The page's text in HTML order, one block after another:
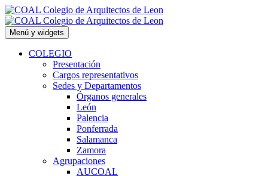
Saltar
al
contenido
Menú y widgets
COLEGIO
Presentación
Cargos representativos
Sedes y Departamentos
Órganos generales
León
Palencia
Ponferrada
Salamanca
Zamora
Agrupaciones
AUCOAL